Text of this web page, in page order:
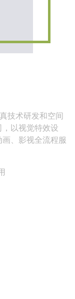
技术研发和空间
以视觉特效设
、影视全流程服